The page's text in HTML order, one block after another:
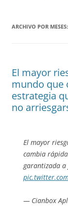
ARCHIVO POR MESES:
El mayor
mundo que
estrategia
no
El mayor
cambia
garantizada
— Cianbox